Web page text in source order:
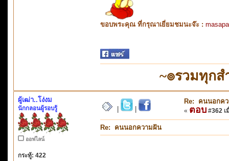
ขอบพระคุณ ที่กรุณาเยี่ยมชมนะจ๊ะ :
~๏รวมทุก
ผู้เฒ่า..โง่งม
นักกลอนผู้รอบรู้
ออฟไลน์
กระทู้: 422
Re: คนนอกค
« ตอบ #362 เ
Re: คนนอกความฝัน